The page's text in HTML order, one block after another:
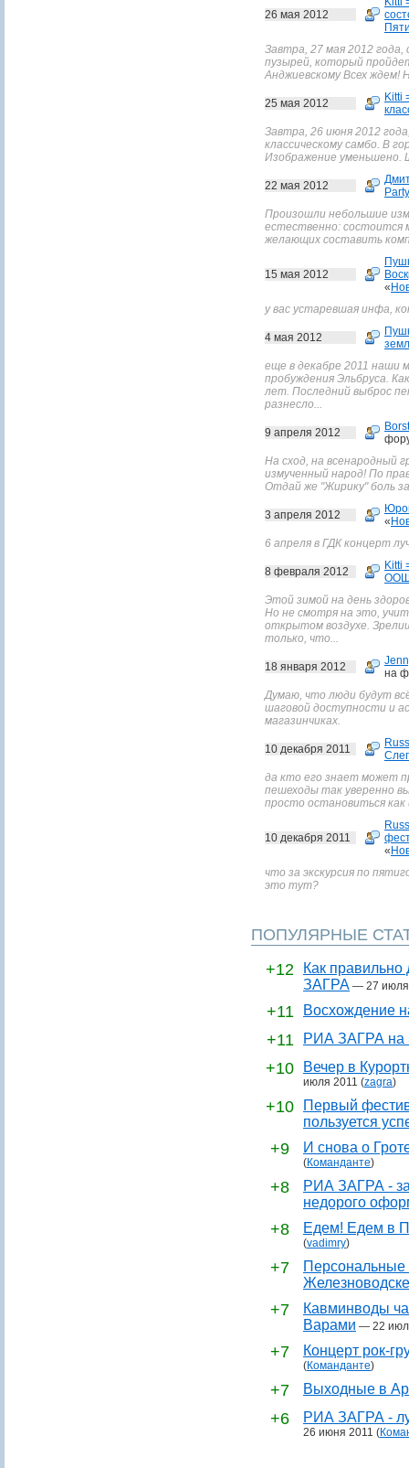
26 мая 2012
Завтра, 27 мая 2012
пузырей, который
Анджиевскому Всех ждем!
25 мая 2012
Kitti
Завтра, 26 июня 2012
классическому самбо. В
Изображение уменьшено.
22 мая 2012
Party
Произошли небольшие
естественно: состоится
желающих составить
15 мая 2012
«
у вас устаревшая инфа,
4 мая 2012
еще в декабре 2011 наши
пробуждения Эльбруса.
лет. Последний выброс
разнесло...
9 апреля 2012
На сход, на всенародный
измученный народ! По
Отдай же "Жирику" боль
3 апреля 2012
«
6 апреля в ГДК концерт
8 февраля 2012
Kitti
Этой зимой на день
Но не смотря на это,
открытом воздухе.
только, что...
18 января 2012
на
Думаю, что люди будут
шаговой доступности и
магазинчиках.
10 декабря 2011
да кто его знает может
пешеходы так уверенно
просто остановиться
10 декабря 2011
«
что за экскурсия по
это тут?
ПОПУЛЯРНЫЕ
+12
Как
ЗАГРА — 27
+11 Восхождение
+11 РИА ЗАГРА на
+10 Вечер в
июля 2011 (zagra)
+10
Первый
пользуется
+9 И снова о
(Команданте)
+8
РИА ЗАГРА -
недорого
+8 Едем! Едем в
(vadimry)
+7
Персональные
Железноводске
+7
Кавминводы
Варами — 22
+7 Концерт рок-
(Команданте)
+7 Выходные в
+6 РИА ЗАГРА -
26 июня 2011 (